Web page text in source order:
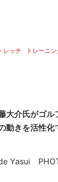
レッチ トレーニン
大介氏がゴ
動きを活性化
Yasui